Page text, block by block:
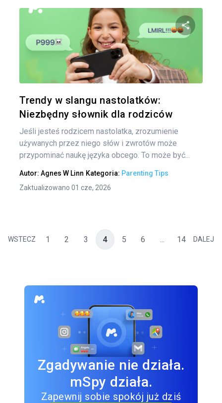
Trendy w slangu nastolatków:
Niezbędny słownik dla rodziców
Jeśli jesteś rodzicem nastolatka, zrozumienie
używanych przez niego słów i zwrotów może
przypominać naukę języka obcego. To może być...
Autor: Agnes W Linn Kategoria: Parenting Tips
Zaktualizowano 01 cze, 2026
WSTECZ 1 2 3 4 5 6 ... 14 DALEJ
Zgadywanie nie działa.
mSpy działa.
Zapewnij sobie spokój już dziś